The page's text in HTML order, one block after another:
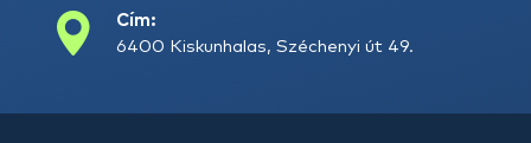
Cím:
6400 Kiskunhalas, Széchenyi út 49.